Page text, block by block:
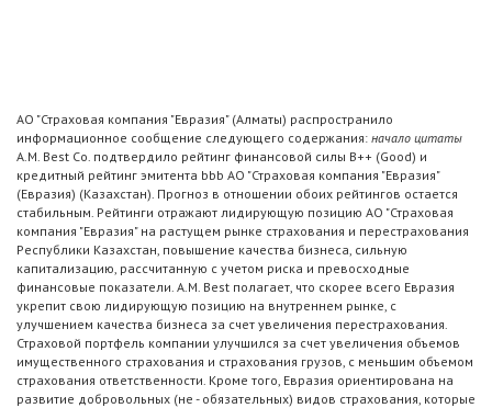
АО "Страховая компания "Евразия" (Алматы) распространило
информационное сообщение следующего содержания: начало цитаты
A.M. Best Co. подтвердило рейтинг финансовой силы B++ (Good) и
кредитный рейтинг эмитента bbb АО "Страховая компания "Евразия"
(Евразия) (Казахстан). Прогноз в отношении обоих рейтингов остается
стабильным. Рейтинги отражают лидирующую позицию АО "Страховая
компания "Евразия" на растущем рынке страхования и перестрахования
Республики Казахстан, повышение качества бизнеса, сильную
капитализацию, рассчитанную с учетом риска и превосходные
финансовые показатели. A.M. Best полагает, что скорее всего Евразия
укрепит свою лидирующую позицию на внутреннем рынке, с
улучшением качества бизнеса за счет увеличения перестрахования.
Страховой портфель компании улучшился за счет увеличения объемов
имущественного страхования и страхования грузов, с меньшим объемом
страхования ответственности. Кроме того, Евразия ориентирована на
развитие добровольных (не - обязательных) видов страхования, которые